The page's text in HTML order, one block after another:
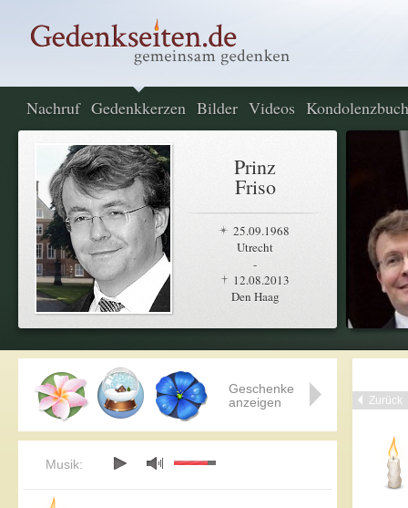
Nachruf Gedenkkerzen Bilder Videos Kondolenzbuch
Prinz
Friso
25.09.1968
Utrecht
-
12.08.2013
Den Haag
Zurück
Geschenke
anzeigen
Musik: